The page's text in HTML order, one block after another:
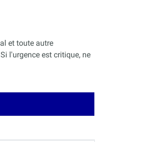
et toute autre
l'urgence est critique, ne